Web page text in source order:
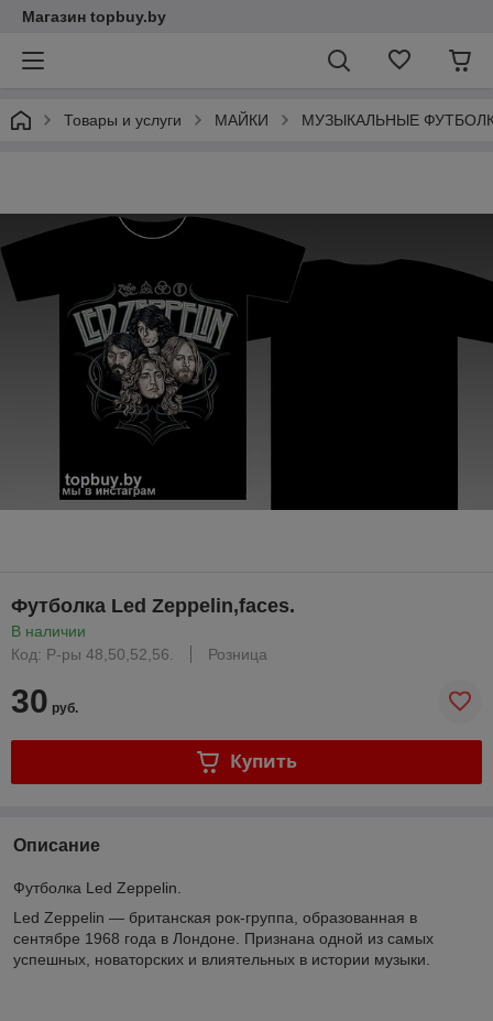
Магазин topbuy.by
Товары и услуги МАЙКИ МУЗЫКАЛЬНЫЕ
Футболка Led Zeppelin,faces.
В наличии
Код: Р-ры 48,50,52,56.
Розница
30 руб.
Купить
Описание
Футболка Led Zeppelin.
Led Zeppelin — британская рок-группа, образованная в
сентябре 1968 года в Лондоне. Признана одной из самых
успешных, новаторских и влиятельных в истории музыки.